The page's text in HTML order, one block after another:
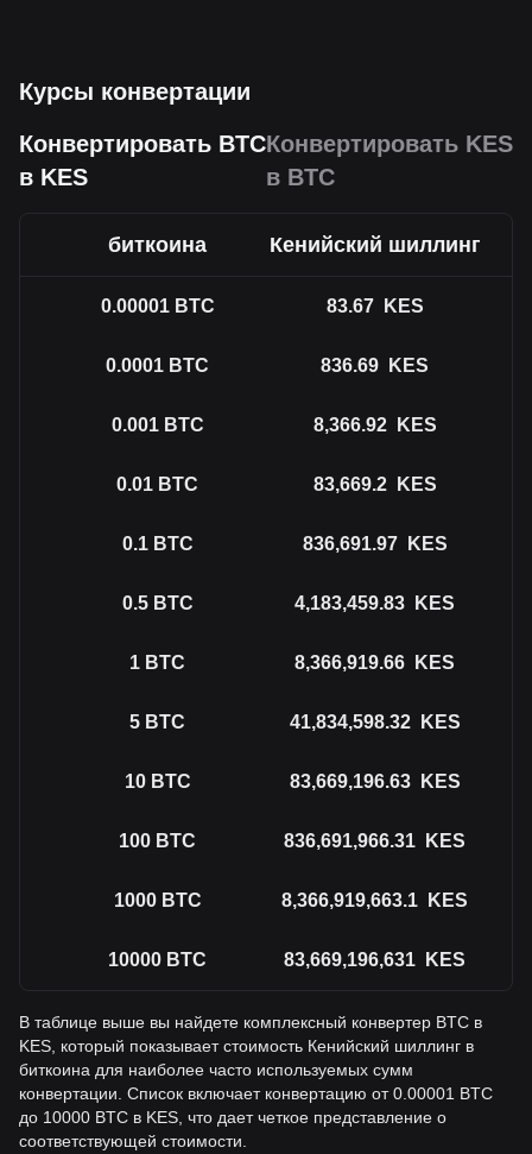
Курсы конвертации
Конвертировать BTC
в KES
Конвертировать KES
в BTC
биткоина Кенийский шиллинг
0.00001 BTC 83.67 KES
0.0001 BTC 836.69 KES
0.001 BTC 8,366.92 KES
0.01 BTC 83,669.2 KES
0.1 BTC 836,691.97 KES
0.5 BTC 4,183,459.83 KES
1 BTC 8,366,919.66 KES
5 BTC 41,834,598.32 KES
10 BTC 83,669,196.63 KES
100 BTC 836,691,966.31 KES
1000 BTC 8,366,919,663.1 KES
10000 BTC 83,669,196,631 KES
В таблице выше вы найдете комплексный конвертер BTC в
KES, который показывает стоимость Кенийский шиллинг в
биткоина для наиболее часто используемых сумм
конвертации. Список включает конвертацию от 0.00001 BTC
до 10000 BTC в KES, что дает четкое представление о
соответствующей стоимости.